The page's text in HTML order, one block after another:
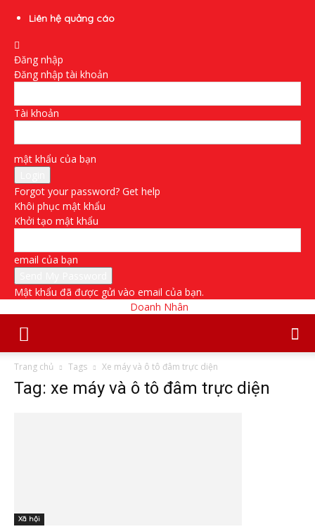
Liên hệ quảng cáo
Đăng nhập
Đăng nhập tài khoản
Tài khoản
mật khẩu của bạn
Forgot your password? Get help
Khôi phục mật khẩu
Khởi tạo mật khẩu
email của bạn
Mật khẩu đã được gửi vào email của bạn.
Doanh Nhân
Trang chủ Tags Xe máy và ô tô đâm trực diện
Tag: xe máy và ô tô đâm trực diện
Xã hội